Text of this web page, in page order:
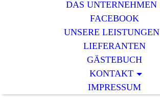
DAS UNTERNEHMEN
FACEBOOK
UNSERE LEISTUNGEN
LIEFERANTEN
GÄSTEBUCH
KONTAKT
IMPRESSUM